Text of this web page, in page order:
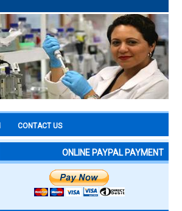
CONTACT US
ONLINE PAYPAL PAYMENT